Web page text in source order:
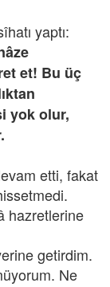
yaptı:
et! Bu üç
yok olur,
etti, fakat
hazretlerine
getirdim.
Ne